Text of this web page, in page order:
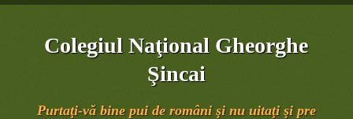
Colegiul Naţional Gheorghe
Şincai
Purtaţi-vă bine pui de români şi nu uitaţi şi pre